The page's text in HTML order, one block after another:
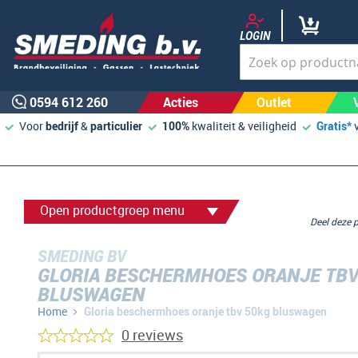
LOGIN
0594 612 260 Acties Outlet
Voorbedrijf&particulier 100% kwaliteit & veiligheid Gratis*
Open productgroep menu
SMEDING BV
GLORIA BESCHERMHOES ORANJE
BLUSWAGEN
Home Gloria beschermhoes oranje tbv 50kg bluswagen
Deel
0 reviews